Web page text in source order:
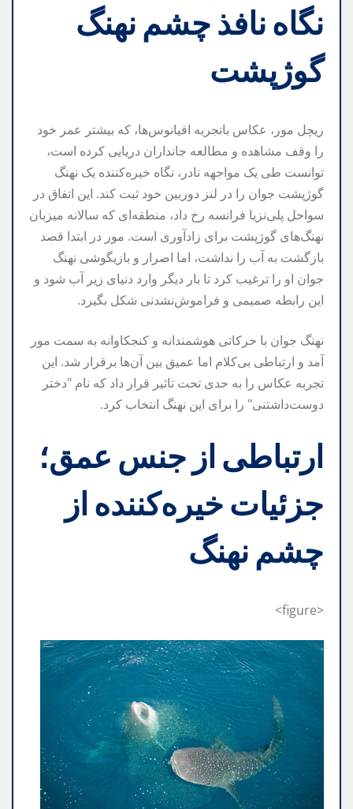
نگاه نافذ چشم نهنگ
گوژپشت
ریچل مور، عکاس باتجربه اقیانوس‌ها، که بیشتر عمر خود
را وقف مشاهده و مطالعه جانداران دریایی کرده است،
توانست طی یک مواجهه نادر، نگاه خیره‌کننده یک نهنگ
گوژپشت جوان را در لنز دوربین خود ثبت کند. این اتفاق در
سواحل پلی‌نزیا فرانسه رخ داد، منطقه‌ای که سالانه میزبان
نهنگ‌های گوژپشت برای زادآوری است. مور در ابتدا قصد
بازگشت به آب را نداشت، اما اصرار و بازیگوشی نهنگ
جوان او را ترغیب کرد تا بار دیگر وارد دنیای زیر آب شود و
این رابطه صمیمی و فراموش‌نشدنی شکل بگیرد.
نهنگ جوان با حرکاتی هوشمندانه و کنجکاوانه به سمت مور
آمد و ارتباطی بی‌کلام اما عمیق بین آن‌ها برقرار شد. این
تجربه عکاس را به حدی تحت تاثیر قرار داد که نام "دختر
دوست‌داشتنی" را برای این نهنگ انتخاب کرد.
ارتباطی از جنس عمق؛
جزئیات خیره‌کننده از
چشم نهنگ
<figure>